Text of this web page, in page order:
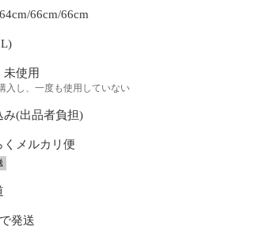
66cm/66cm
未使用
入し、一度も使用していない
み(出品者負担)
くメルカリ便
発送